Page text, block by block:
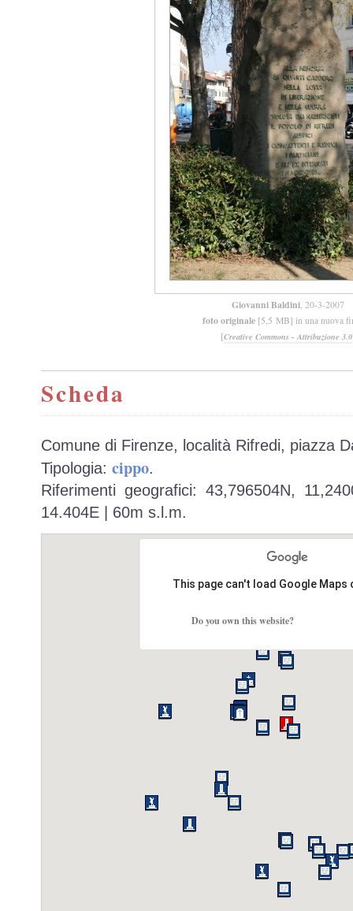
Giovanni Baldini , 20-3-2007
foto originale [5,5 MB] in una nuova
[Creative Commons - Attribuzione 3.0
Scheda
Comune di Firenze, località Rifredi, piazza
Tipologia: cippo.
Riferimenti geografici: 43,796504N,
14.404E | 60m s.l.m.
This page can't load Google
Do you own this website?